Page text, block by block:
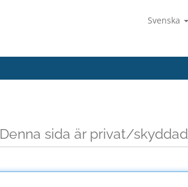
Svenska
Denna sida är privat/skyddad